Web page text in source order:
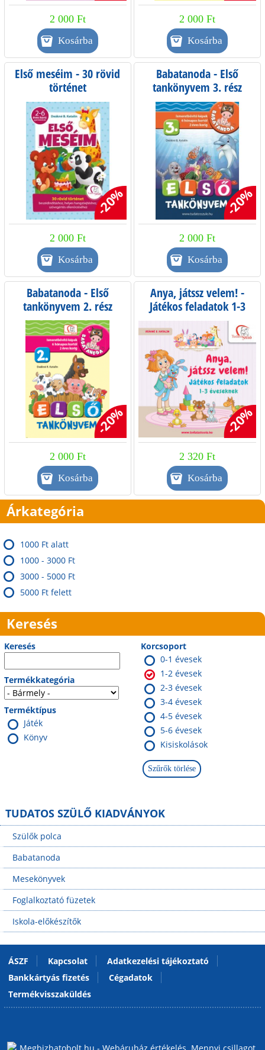
2 000 Ft 2 000 Ft
Első meséim - 30 rövid
történet
beszédindításhoz, helyes
hangzóejtéshez
-20%
2 000 Ft
Babatanoda - Első
tankönyvem 3. rész
-20%
2 000 Ft
Babatanoda - Első
tankönyvem 2. rész
-20%
2 000 Ft
Anya, játssz velem! -
Játékos feladatok 1-3
éveseknek
-20%
2 320 Ft
Árkategória
1000 Ft alatt
1000 - 3000 Ft
3000 - 5000 Ft
5000 Ft felett
Keresés
Keresés
Termékkategória
Terméktípus
Játék
Könyv
Korcsoport
0-1 évesek
1-2 évesek
2-3 évesek
3-4 évesek
4-5 évesek
5-6 évesek
Kisiskolások
TUDATOS SZÜLŐ KIADVÁNYOK
Szülők polca
Babatanoda
Mesekönyvek
Foglalkoztató füzetek
Iskola-előkészítők
ÁSZF Kapcsolat
Adatkezelési tájékoztató
Bankkártyás fizetés
Cégadatok
Termékvisszaküldés